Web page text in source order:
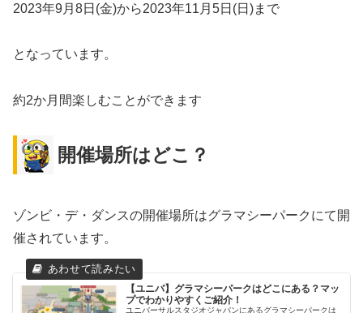
2023年9月8日(金)から2023年11月5日(日)まで
となっています。
約2か月間楽しむことができます
開催場所はどこ？
ゾンビ・デ・ダンスの開催場所はグラマシーパークにて開
催されています。
【ユニバ】グラマシーパークはどこにある？マッ
プでわかりやすくご紹介！
ユニバーサルスタジオジャパンにあるグラマシーパークは